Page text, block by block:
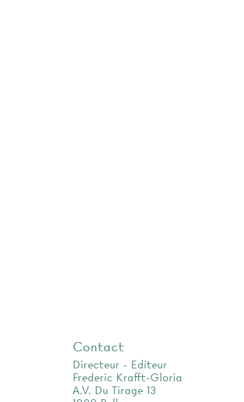
Contact
Directeur - Editeur
Frederic Krafft-Gloria
A.V. Du Tirage 13